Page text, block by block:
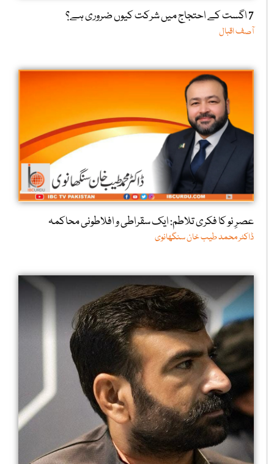
7 اگست کے احتجاج میں شرکت کیوں ضروری ہے؟
آصف اقبال
عصرِ نو کا فکری تلاطم: ایک سقراطی و افلاطونی محاکمہ
ڈاکٹر محمد طیب خان سنگھانوی